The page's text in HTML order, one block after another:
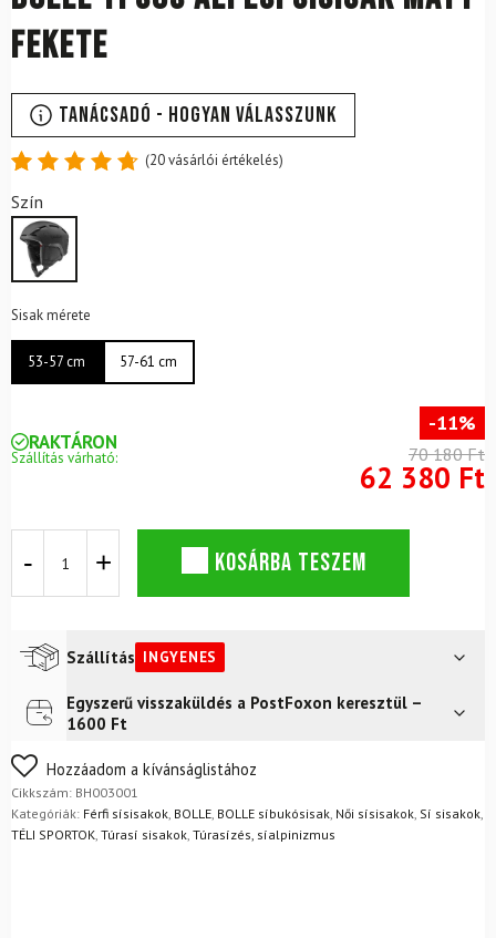
fekete
Tanácsadó - Hogyan válasszunk
4.80
5-ből,
értékelés
alapján
(20vásárlói értékelés)
Szín
Sisak mérete
53-57 cm 57-61 cm
RAKTÁRON
Szállítás várható:
-11%
70 180 Ft
62 380 Ft
Ypsos
fekete
mennyiség
KOSÁRBA TESZEM
Szállítás INGYENES
Futár a címreIngyenes
FoxPost
Egyszerű visszaküldés a PostFoxon keresztül –
1600 Ft
Nem biztos a választásában? Semmi gond – a terméket
egyszerűen visszaküldheti 14 napon belül, indoklás nélkül.
Mik a visszaküldés feltételei?
Hozzáadom a kívánságlistához
Cikkszám: BH003001
Kategóriák: Férfi sísisakok BOLLE BOLLE síbukósisak Női sísisakok Sí sisakok
TÉLI SPORTOK Túrasí sisakok Túrasízés, síalpinizmus